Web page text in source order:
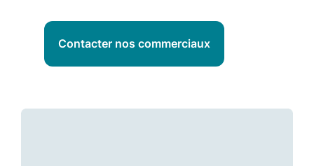
Contacter nos commerciaux